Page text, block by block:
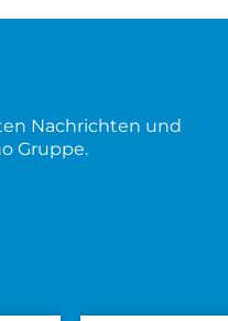
Nachrichten und
Gruppe.